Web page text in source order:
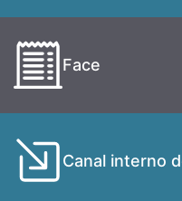
Face
Canal interno